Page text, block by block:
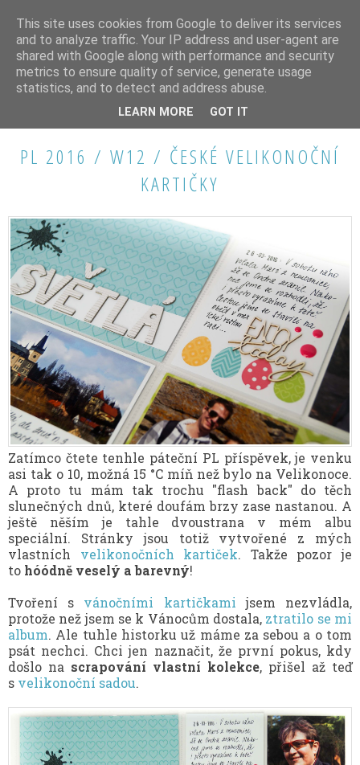
ÚTERÝ 26. DUBNA 2016
PL 2016 / W12 / ČESKÉ VELIKONOČNÍ
KARTIČKY
Zatímco čtete tenhle páteční PL příspěvek, je venku
asi tak o 10, možná 15 °C míň než bylo na Velikonoce.
A proto tu mám tak trochu "flash back" do těch
slunečných dnů, které doufám brzy zase nastanou. A
ještě něším je tahle dvoustrana v mém albu
speciální. Stránky jsou totiž vytvořené z mých
vlastních velikonočních kartiček. Takže pozor je
to hóódně veselý a barevný!
Tvoření s vánočními kartičkami jsem nezvládla,
protože než jsem se k Vánocům dostala, ztratilo se mi
album. Ale tuhle historku už máme za sebou a o tom
psát nechci. Chci jen naznačit, že první pokus, kdy
došlo na scrapování vlastní kolekce, přišel až teď
s velikonoční sadou.
This site uses cookies from Google to deliver its services
and to analyze traffic. Your IP address and user-agent are
shared with Google along with performance and security
metrics to ensure quality of service, generate usage
statistics, and to detect and address abuse.
LEARN MORE GOT IT